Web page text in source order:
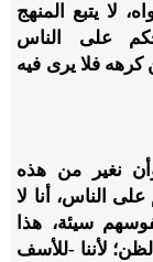
لا يتبع المنهج
على الناس
فلا يرى فيه
وأن نغير من هذه
الناس، أنا لا
سيئة، هذا
لأننا -للأسف